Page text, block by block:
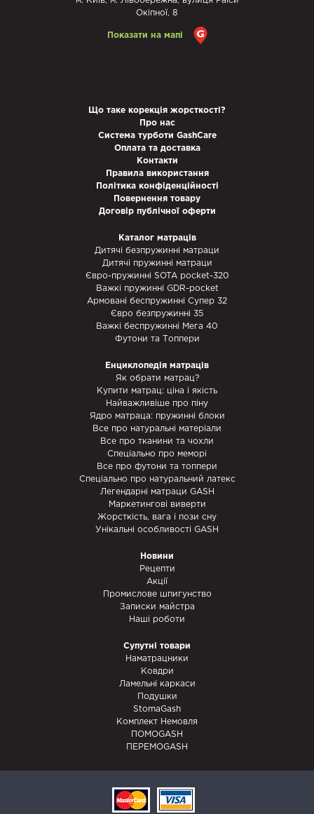
Окіпної, 8
Показати на мапі
Що таке корекція жорсткості?
Про нас
Система турботи GashCare
Оплата та доставка
Контакти
Правила використання
Політика конфіденційності
Повернення товару
Договір публічної оферти
Каталог матраців
Дитячі безпружинні матраци
Дитячі пружинні матраци
Євро-пружинні SOTA pocket-320
Важкі пружинні GDR-pocket
Армовані беспружинні Супер 32
Євро безпружинні 35
Важкі беспружинні Мега 40
Футони та Топпери
Енциклопедія матраців
Як обрати матрац?
Купити матрац: ціна і якість
Найважливіше про піну
Ядро матраца: пружинні блоки
Все про натуральні матеріали
Все про тканини та чохли
Спеціально про меморі
Все про футони та топпери
Спеціально про натуральний латекс
Легендарні матраци GASH
Маркетингові виверти
Жорсткість, вага і пози сну
Унікальні особливості GASH
Новини
Рецепти
Акції
Промислове шпигунство
Записки майстра
Наші роботи
Супутні товари
Наматрацники
Ковдри
Ламельні каркаси
Подушки
StomaGash
Комплект Немовля
ПОМОGASH
ПЕРЕМОGASH